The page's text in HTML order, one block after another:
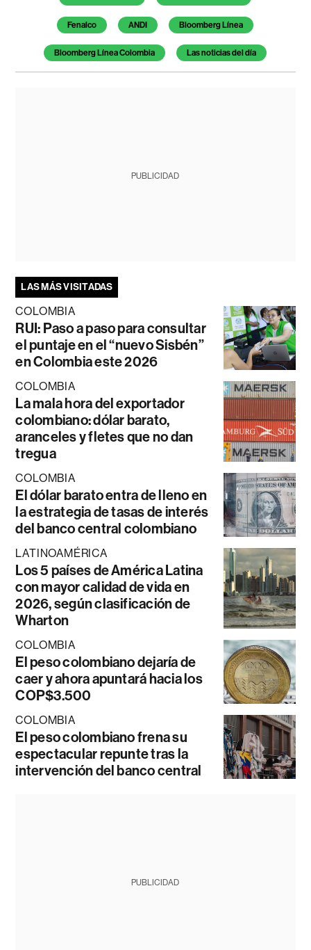
Fenalco ANDI Bloomberg Línea
Bloomberg Línea Colombia Las noticias del día
PUBLICIDAD
LAS MÁS VISITADAS
COLOMBIA
RUI: Paso a paso para consultar
el puntaje en el “nuevo Sisbén”
en Colombia este 2026
COLOMBIA
La mala hora del exportador
colombiano: dólar barato,
aranceles y fletes que no dan
tregua
COLOMBIA
El dólar barato entra de lleno en
la estrategia de tasas de interés
del banco central colombiano
LATINOAMÉRICA
Los 5 países de América Latina
con mayor calidad de vida en
2026, según clasificación de
Wharton
COLOMBIA
El peso colombiano dejaría de
caer y ahora apuntará hacia los
COP$3.500
COLOMBIA
El peso colombiano frena su
espectacular repunte tras la
intervención del banco central
PUBLICIDAD